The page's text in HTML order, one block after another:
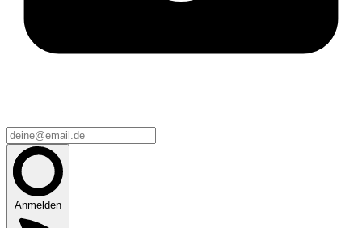
Anmelden